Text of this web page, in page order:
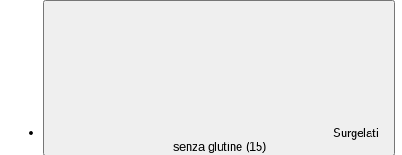
Surgelati
senza glutine (15)